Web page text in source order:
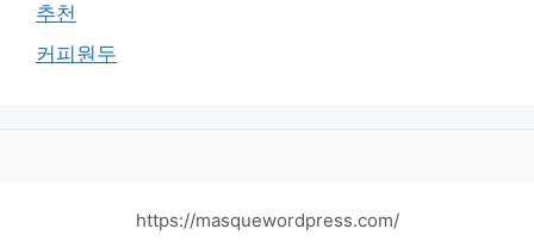
추천
커피원두
https://masquewordpress.com/